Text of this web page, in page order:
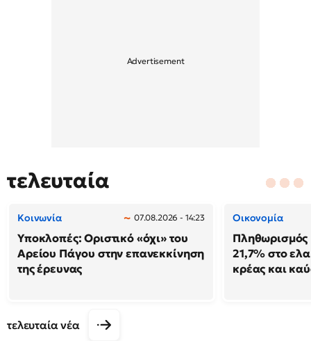
τελευταία
Κοινωνία 07.08.2026 - 14:23
Υποκλοπές: Οριστικό «όχι» του
Αρείου Πάγου στην επανεκκίνηση
της έρευνας
Οικονομία
Πληθωρισμός
21,7% στο
κρέας και
τελευταία νέα